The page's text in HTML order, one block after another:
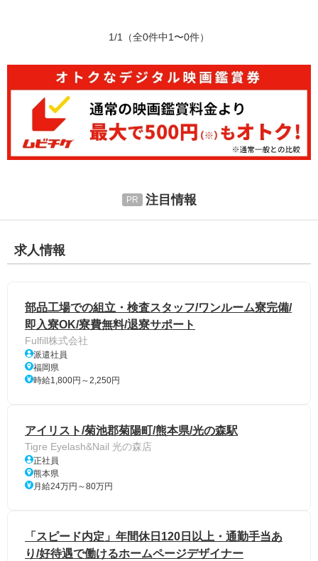
1/1 （全0件中1〜0件）
注目情報
求人情報
部品工場での組立・検査スタッフ/ワンルーム寮完備/
即入寮OK/寮費無料/退寮サポート
Fulfill株式会社
派遣社員
福岡県
時給1,800円～2,250円
アイリスト/菊池郡菊陽町/熊本県/光の森駅
Tigre Eyelash&Nail 光の森店
正社員
熊本県
月給24万円～80万円
「スピード内定」年間休日120日以上・通勤手当あ
り/好待遇で働けるホームページデザイナー